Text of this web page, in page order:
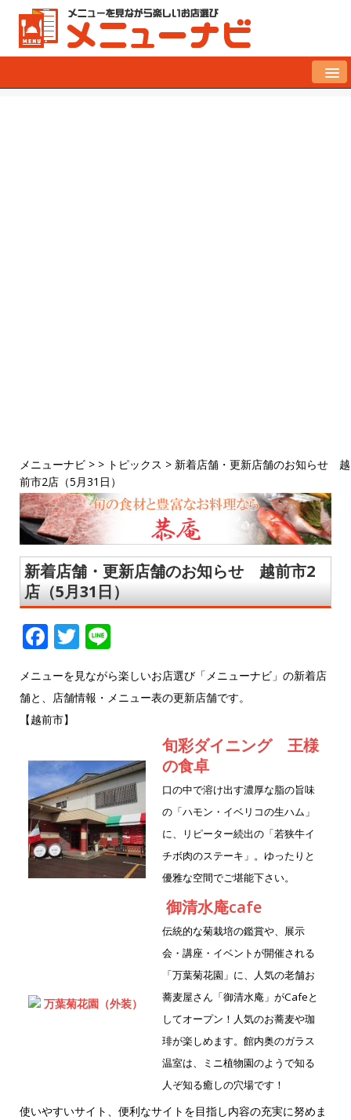
メニューナビ > > トピックス > 新着店舗・更新店舗のお知らせ 越
前市2店（5月31日）
新着店舗・更新店舗のお知らせ 越前市2
店（5月31日）
F
c
e
b
o
o
k
T
it
te
n
e
メニューを見ながら楽しいお店選び「メニューナビ」の新着店
舗と、店舗情報・メニュー表の更新店舗です。
【越前市】
旬彩ダイニング 王様
の食卓
口の中で溶け出す濃厚な脂の旨味
の「ハモン・イベリコの生ハム」
に、リピーター続出の「若狭牛イ
チボ肉のステーキ」。ゆったりと
優雅な空間でご堪能下さい。
御清水庵cafe
伝統的な菊栽培の鑑賞や、展示
会・講座・イベントが開催される
「万葉菊花園」に、人気の老舗お
蕎麦屋さん「御清水庵」がCafeと
してオープン！人気のお蕎麦や珈
琲が楽しめます。館内奥のガラス
温室は、ミニ植物園のようで知る
人ぞ知る癒しの穴場です！
使いやすいサイト、便利なサイトを目指し内容の充実に努めま